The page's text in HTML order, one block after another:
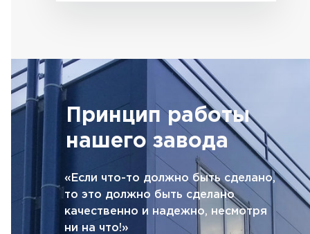
Принцип работы
нашего завода
«Если что-то должно быть сделано,
то это должно быть сделано
качественно и надежно, несмотря
ни на что!»